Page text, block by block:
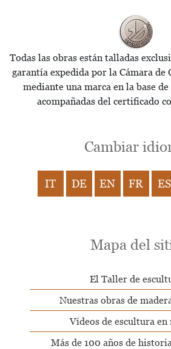
Todas las obras están talladas
garantía expedida por la Cámara de
mediante una marca en la base
acompañadas del certificado
Cambiar
IT DE EN FR ES
Mapa del
El Taller de
Nuestras obras de
Vídeos de escultura en
Más de 100 años de